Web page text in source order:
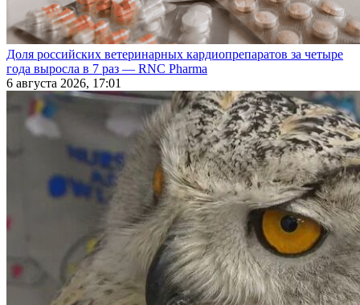
Доля российских ветеринарных кардиопрепаратов за четыре
года выросла в 7 раз — RNC Pharma
6 августа 2026, 17:01